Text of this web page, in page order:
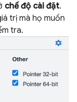
chế độ cài đặt.
trị mà họ muốn
tra.